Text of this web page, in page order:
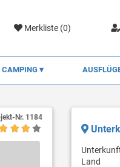
Merkliste (0)
CAMPING
Nr. 1184
Land